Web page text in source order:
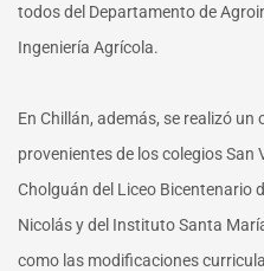
todos del Departamento de
Ingeniería Agrícola.
En Chillán, además, se realizó
provenientes de los colegios San
Cholguán del Liceo Bicentenario
Nicolás y del Instituto Santa
como las modificaciones